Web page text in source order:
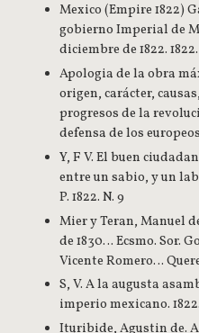
Mexico (Empire 1822)
gobierno Imperial de
diciembre de 1822. 1822.
Apologia de la obra
origen, carácter,
progresos de la
defensa de los
Y, F V. El buen
entre un sabio, y un
P. 1822. N. 9
Mier y Teran, Manuel
de 1830… Ecsmo. Sor.
Vicente Romero…
S, V. A la augusta
imperio mexicano. 1822.
Ituribide, Agustin de.